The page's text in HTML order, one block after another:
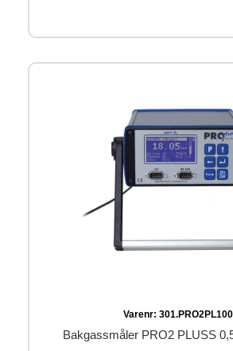
Varenr: 301.PRO2PL100
Bakgassmåler PRO2 PLUSS